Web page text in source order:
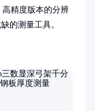
精度版本的分辨
的测量工具。